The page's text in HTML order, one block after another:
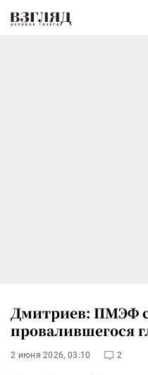
Дмитриев: ПМЭФ
провалившегося
2 июня 2026, 03:10 2